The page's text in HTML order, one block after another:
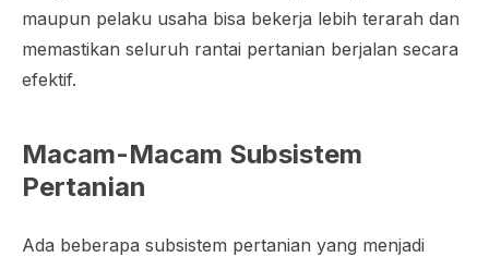
maupun pelaku usaha bisa bekerja lebih terarah dan
memastikan seluruh rantai pertanian berjalan secara
efektif.
Macam-Macam Subsistem
Pertanian
Ada beberapa subsistem pertanian yang menjadi